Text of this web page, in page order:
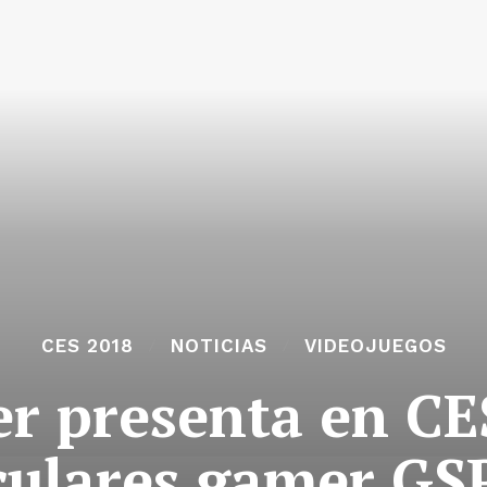
CES 2018 NOTICIAS VIDEOJUEGOS
presenta en